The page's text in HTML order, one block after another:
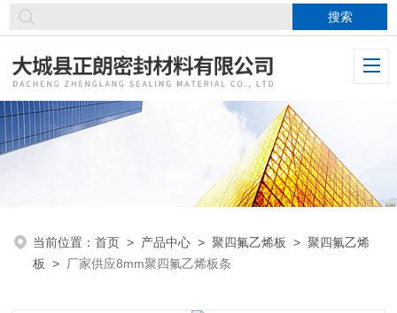
当前位置：首页 > 产品中心 >聚四氟乙烯板 >聚四氟乙烯
板
> 厂家供应8mm聚四氟乙烯板条